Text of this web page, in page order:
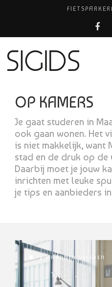
PIZZERIA
COCKTAILS
OP KAMERS
Je gaat studeren in
ook gaan wonen. Het
is niet makkelijk, want
stad en de druk op
Daarbij moet je jouw
inrichten met leuke
je tips en aanbieders
2 MAANDEN GELEDEN